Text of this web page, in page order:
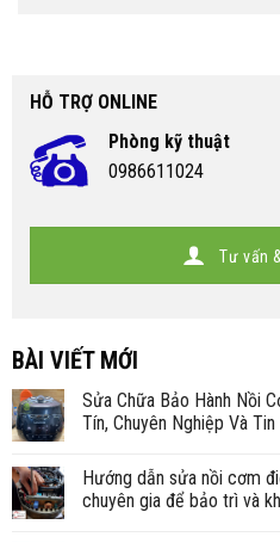
HỖ TRỢ ONLINE
Phòng kỹ thuật
0986611024
Tư vấn
BÀI VIẾT MỚI
Sửa Chữa Bảo Hành Nồi
Tín, Chuyên Nghiệp Và Tin
Hướng dẫn sửa nồi cơm
chuyên gia để bảo trì và